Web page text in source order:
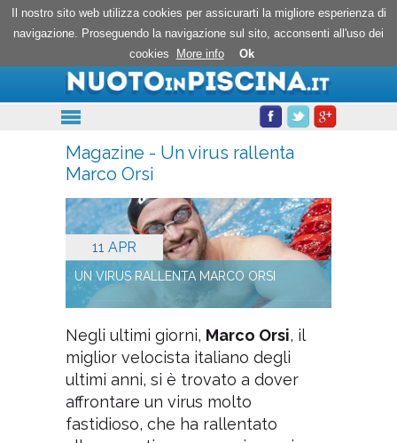
Nuoto in piscina
Magazine - Un virus rallenta
Marco Orsi
11 APR
UN VIRUS RALLENTA MARCO ORSI
Negli ultimi giorni, Marco Orsi, il
miglior velocista italiano degli
ultimi anni, si è trovato a dover
affrontare un virus molto
fastidioso, che ha rallentato
Il nostro sito web utilizza cookies per assicurarti la migliore esperienza di
navigazione. Proseguendo la navigazione sul sito, acconsenti all'uso dei
cookies
More info Ok